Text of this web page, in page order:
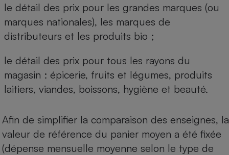
le détail des prix pour les grandes marques (ou
marques nationales), les marques de
distributeurs et les produits bio ;
le détail des prix pour tous les rayons du
magasin : épicerie, fruits et légumes, produits
laitiers, viandes, boissons, hygiène et beauté.
Afin de simplifier la comparaison des enseignes, la
valeur de référence du panier moyen a été fixée
(dépense mensuelle moyenne selon le type de